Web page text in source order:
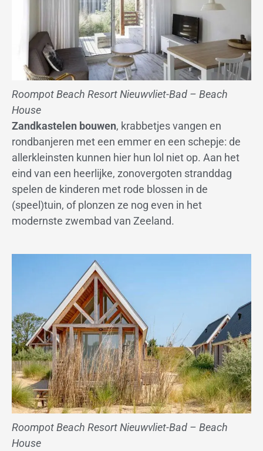
Roompot Beach Resort Nieuwvliet-Bad – Beach
House
Zandkastelen bouwen, krabbetjes vangen en
rondbanjeren met een emmer en een schepje: de
allerkleinsten kunnen hier hun lol niet op. Aan het
eind van een heerlijke, zonovergoten stranddag
spelen de kinderen met rode blossen in de
(speel)tuin, of plonzen ze nog even in het
modernste zwembad van Zeeland.
Roompot Beach Resort Nieuwvliet-Bad – Beach
House